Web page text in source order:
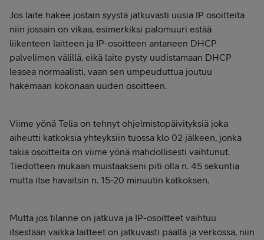
Jos laite hakee jostain syystä jatkuvasti uusia IP osoitteita
niin jossain on vikaa, esimerkiksi palomuuri estää
liikenteen laitteen ja IP-osoitteen antaneen DHCP
palvelimen välillä, eikä laite pysty uudistamaan DHCP
leasea normaalisti, vaan sen umpeuduttua joutuu
hakemaan kokonaan uuden osoitteen.
Viime yönä Telia on tehnyt ohjelmistopäivityksiä joka
aiheutti katkoksia yhteyksiin tuossa klo 02 jälkeen, jonka
takia osoitteita on viime yönä mahdollisesti vaihtunut.
Tiedotteen mukaan muistaakseni piti olla n. 45 sekuntia
mutta itse havaitsin n. 15-20 minuutin katkoksen.
Mutta jos tilanne on jatkuva ja IP-osoitteet vaihtuu
itsestään vaikka laitteet on jatkuvasti päällä ja verkossa, niin